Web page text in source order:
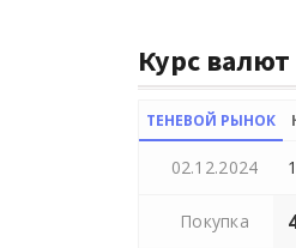
Курс валют
ТЕНЕВОЙ РЫНОК
02.12.2024
Покупка